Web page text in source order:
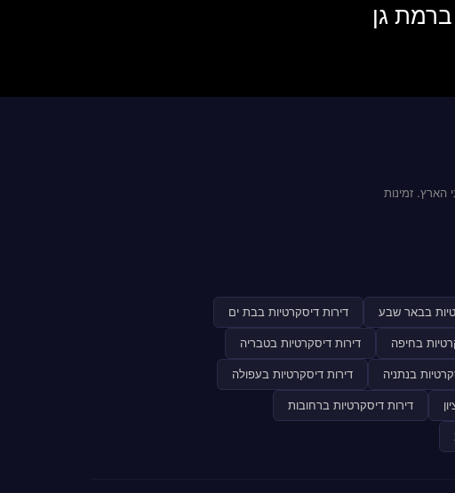
גן
הארץ. זמינות
בבאר שבע דירות דיסקרטיות בבת ים
בחיפה דירות דיסקרטיות בטבריה
בנתניה דירות דיסקרטיות בעפולה
דירות דיסקרטיות ברחובות